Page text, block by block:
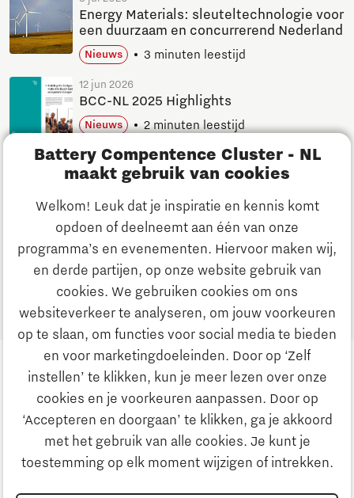
Battery Compentence Cluster - NL
maakt gebruik van cookies
Welkom! Leuk dat je inspiratie en kennis komt
opdoen of deelneemt aan één van onze
programma’s en evenementen. Hiervoor maken wij,
en derde partijen, op onze website gebruik van
cookies. We gebruiken cookies om ons
websiteverkeer te analyseren, om jouw voorkeuren
op te slaan, om functies voor social media te bieden
en voor marketingdoeleinden. Door op ‘Zelf
instellen’ te klikken, kun je meer lezen over onze
cookies en je voorkeuren aanpassen. Door op
‘Accepteren en doorgaan’ te klikken, ga je akkoord
met het gebruik van alle cookies. Je kunt je
toestemming op elk moment wijzigen of intrekken.
Energy Materials: sleuteltechnologie voor
een duurzaam en concurrerend Nederland
Nieuws 3 minuten leestijd
12 jun 2026
BCC-NL 2025 Highlights
Nieuws 2 minuten leestijd
5 jun 2026
Nederlandse batterijmissie naar China
Nieuws 6 minuten leestijd
Vacature | Manager Program Office
Nieuws 5 minuten leestijd
Privacyverklaring